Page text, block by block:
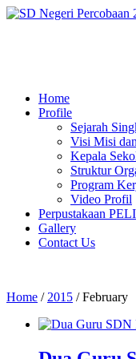
Home
Profile
Sejarah
Visi Misi
Kepala
Struktur
Program
Video Profil
Perpustakaan
Gallery
Contact Us
Home / 2015 /February